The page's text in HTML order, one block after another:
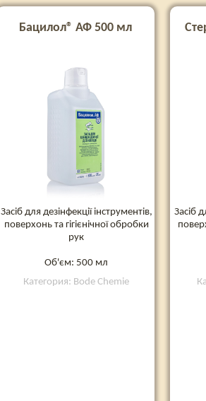
Бацилол® АФ 500 мл
Засіб для дезінфекції інструментів,
поверхонь та гігієнічної обробки
рук
Об'єм: 500 мл
Категория: Bode Chemie
Засіб